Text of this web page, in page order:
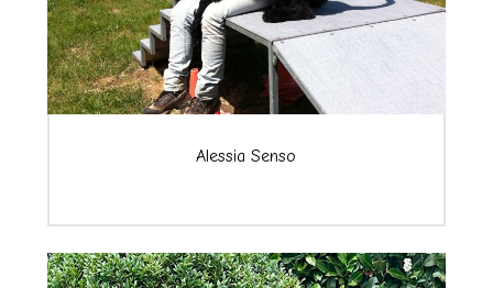
Alessia Senso